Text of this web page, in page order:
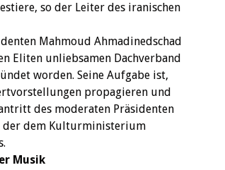
so der Leiter des iranischen
Mahmoud Ahmadinedschad
Eliten unliebsamen Dachverband
worden. Seine Aufgabe ist,
propagieren und
des moderaten Präsidenten
der dem Kulturministerium
Musik